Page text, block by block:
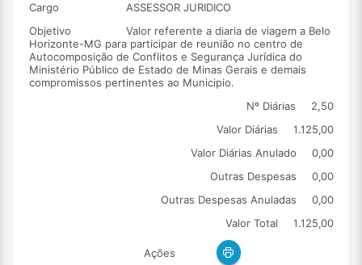
Cargo
ASSESSOR JURIDICO
Objetivo
Valor referente a diaria de viagem a Belo
Horizonte-MG para participar de reunião no centro de
Autocomposição de Conflitos e Segurança Jurídica do
Ministério Público de Estado de Minas Gerais e demais
compromissos pertinentes ao Municipio.
Nº Diárias
2,50
Valor Diárias
1.125,00
Valor Diárias Anulado
0,00
Outras Despesas
0,00
Outras Despesas Anuladas
0,00
Valor Total
1.125,00
Ações